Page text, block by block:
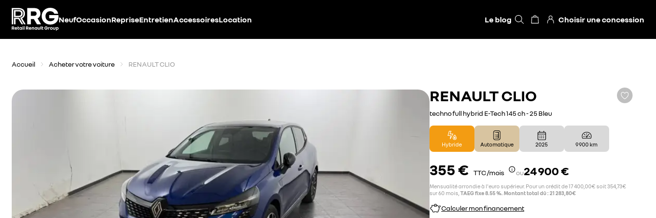
NeufOccasionRepriseEntretienAccessoiresLocation Le blog Choisir une concession
Accueil Acheter votre voiture RENAULT CLIO
RENAULTCLIO
techno full hybrid E-Tech 145 ch - 25 Bleu
Hybride Automatique 2025 9 900 km
355 € TTC /mois ou24 900 €
Mensualité arrondie à l'euro supérieur. Pour un crédit de 17 400,00€ soit 354,73€
sur 60 mois, TAEG fixe 8.55 %. Montant total dû : 21 283,80€
Calculer mon financement